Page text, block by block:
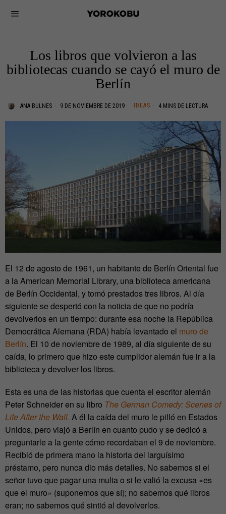
Los libros que volvieron a las
bibliotecas cuando se cayó el muro de
Berlín
ANA BULNES 9 DE NOVIEMBRE DE 2019 IDEAS 4 MINS DE LECTURA
El 12 de agosto de 1961, un habitante de Berlín Oriental fue
a la American Memorial Library, una biblioteca americana
de Berlín Occidental, y tomó prestados tres libros. Al día
siguiente se despertó con la noticia de que no podría
devolverlos en un tiempo: durante esa noche la República
Democrática Alemana (RDA) había levantado el muro de
Berlín. El 10 de noviembre de 1989, al día siguiente de su
caída, lo primero que hizo este cumplidor alemán fue ir a la
biblioteca y devolver los libros.
Esta es una de las historias que cuenta el escritor alemán
Peter Schneider en su libro The German Comedy: Scenes of
Life After the Wall. A él la caída del muro le pilló en Estados
Unidos, pero viajó a Berlín en cuanto pudo y se dedicó a
preguntarle a la gente cómo recordaban el 9 de noviembre.
Recibió de primera mano la historia del larguísimo
préstamo, pero nunca dio más detalles. No sabemos si el
señor tuvo que pagar una multa o si le valió la excusa «es
que el muro» (suponemos que sí); no sabemos qué libros
eran; no sabemos qué sintió al devolverlos.